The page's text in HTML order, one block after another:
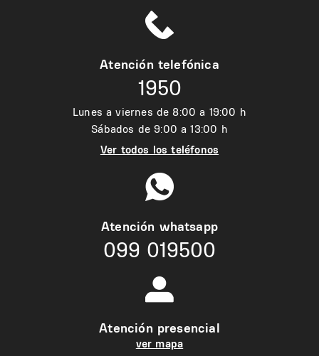
Atención telefónica
1950
Lunes a viernes de 8:00 a 19:00 h
Sábados de 9:00 a 13:00 h
Ver todos los teléfonos
Atención whatsapp
099 019500
Atención presencial
ver mapa